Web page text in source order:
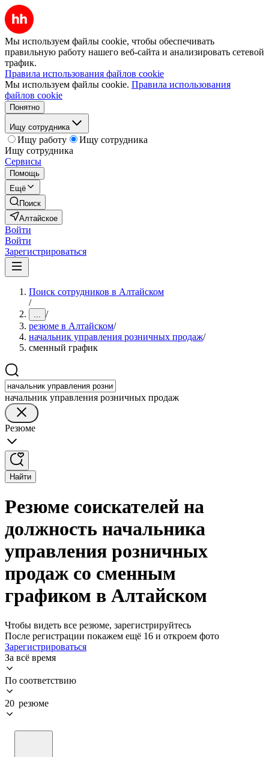
Мы используем файлы cookie, чтобы обеспечивать
правильную работу нашего веб-сайта и анализировать сетевой
трафик.
Правила использования файлов cookie
Мы используем файлы cookie. Правила использования
файлов cookie
Понятно
Ищу сотрудника
Ищу работу
Ищу сотрудника
Ищу сотрудника
Сервисы
Помощь
Ещё
Поиск
Алтайское
Войти
Войти
Зарегистрироваться
Поиск сотрудников в Алтайском
/
... /
резюме в Алтайском/
начальник управления розничных продаж/
сменный график
начальник управления розничных продаж
Резюме
Найти
Резюме соискателей на
должность начальника
управления розничных
продаж со сменным
графиком в Алтайском
Чтобы видеть все резюме, зарегистрируйтесь
После регистрации покажем ещё 16 и откроем фото
Зарегистрироваться
За всё время
По соответствию
20 резюме